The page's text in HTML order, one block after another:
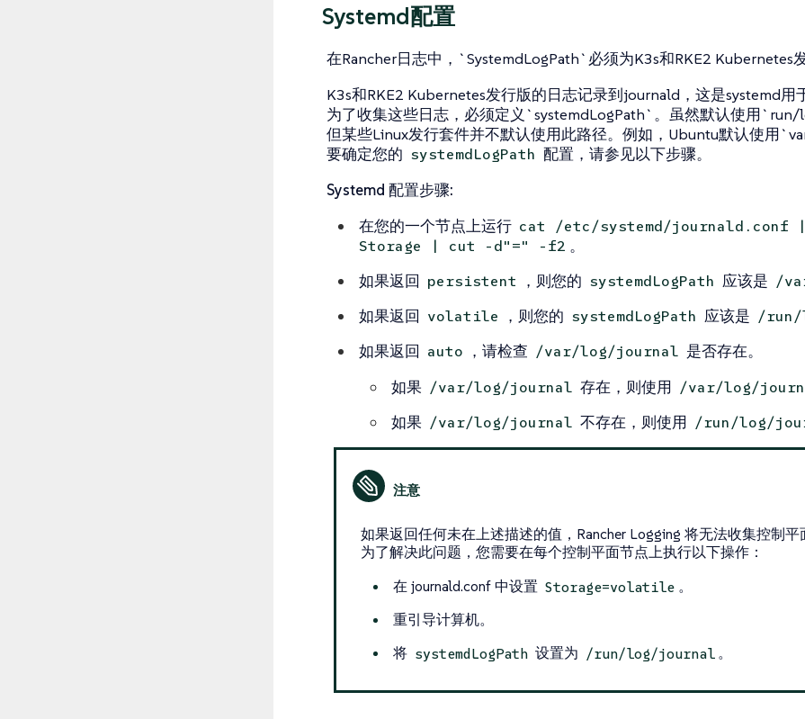
Systemd配置
在Rancher日志中，`SystemdLogPath`必须为K3s和RKE2 Kubernetes
K3s和RKE2 Kubernetes发行版的日志记录到journald，这是systemd用
为了收集这些日志，必须定义`systemdLogPath`。虽然默认使用
但某些Linux发行套件并不默认使用此路径。例如，Ubuntu默认使用
要确定您的 systemdLogPath 配置，请参见以下步骤。
Systemd 配置步骤:
在您的一个节点上运行 cat /etc/systemd/journald.conf
Storage | cut -d"=" -f2 。
如果返回 persistent ，则您的 systemdLogPath 应该是 /
如果返回 volatile ，则您的 systemdLogPath 应该是 /
如果返回 auto ，请检查 /var/log/journal 是否存在。
如果 /var/log/journal 存在，则使用 /var/log/
如果 /var/log/journal 不存在，则使用 /run/log/
如果返回任何未在上述描述的值，Rancher Logging 将无法收集控制平
为了解决此问题，您需要在每个控制平面节点上执行以下操作：
在 journald.conf 中设置 Storage=volatile 。
重引导计算机。
将 systemdLogPath 设置为 /run/log/journal 。